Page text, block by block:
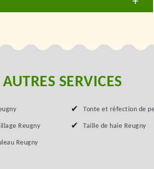
AUTRES SERVICES
Reugny
Reugny
Tonte et réfection de
Taille de haie Reugny